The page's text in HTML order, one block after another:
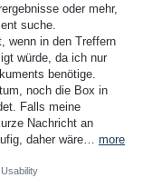
oder mehr,
suche.
wenn in den Treffern
würde, da ich nur
benötige.
noch die Box in
Falls meine
Nachricht an
daher wäre… more